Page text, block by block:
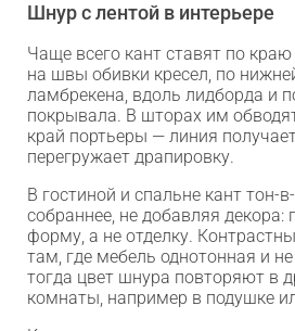
Шнур с лентой в интерьере
Чаще всего кант ставят по
на швы обивки кресел, по
ламбрекена, вдоль лидборда и
покрывала. В шторах им
край портьеры — линия
перегружает драпировку.
В гостиной и спальне кант тон-
собраннее, не добавляя декора:
форму, а не отделку.
там, где мебель однотонная и
тогда цвет шнура повторяют в
комнаты, например в подушке
Max
WhatsApp
Telegram